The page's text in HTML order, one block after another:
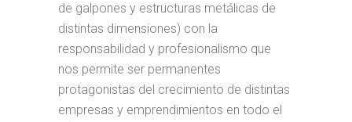
de galpones y estructuras metálicas de
distintas dimensiones) con la
responsabilidad y profesionalismo que
nos permite ser permanentes
protagonistas del crecimiento de distintas
empresas y emprendimientos en todo el